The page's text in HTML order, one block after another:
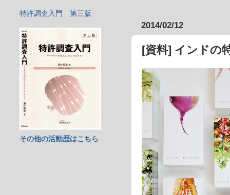
2014/02/12
[資料] インドの
特許調査入門 第三版
その他の活動歴はこちら